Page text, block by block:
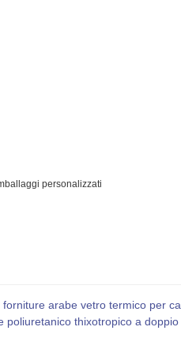
personalizzati
arabe vetro termico per
poliuretanico thixotropico a